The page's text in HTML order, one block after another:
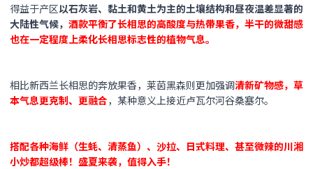
得益于产区以石灰岩、黏土和黄土为主的土壤结构和昼夜温差显著的
大陆性气候， 酒款平衡了长相思的高酸度与热带果香，半干的微甜感
也在一定程度上柔化长相思标志性的植物气息。
相比新西兰长相思的奔放果香，莱茵黑森则更加强调清新矿物感，草
本气息更克制、更融合，某种意义上接近卢瓦尔河谷桑塞尔。
搭配各种海鲜（生蚝、清蒸鱼）、沙拉、日式料理、甚至微辣的川湘
小炒都超级棒！盛夏来袭，值得入手！